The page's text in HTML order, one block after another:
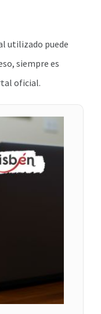
utilizado puede
siempre es
oficial.